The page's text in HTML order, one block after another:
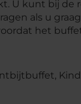
U kunt bij de
als u
het